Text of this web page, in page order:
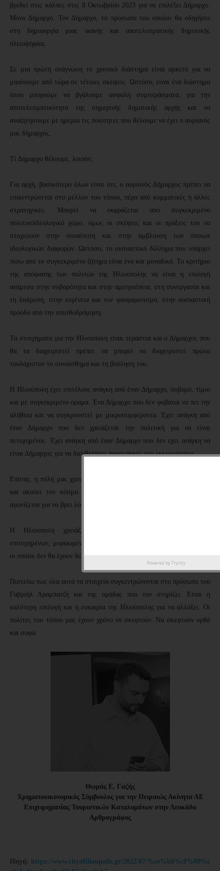
βρεθεί στις κάλπες στις 8 Οκτωβρίου 2023 για να επιλέξει Δήμαρχο.
Μόνο Δήμαρχο. Τον Δήμαρχο, το πρόσωπο του οποίου θα οδηγήσει
στη δημιουργία μιας ικανής και αποτελεσματικής δημοτικής
πλειοψηφίας.
Σε μια πρώτη ανάγνωση το χρονικό διάστημα είναι αρκετό για να
μπαίνουμε από τώρα σε τέτοιες σκέψεις. Ωστόσο, είναι ένα διάστημα
όπου μπορούμε να βγάλουμε ασφαλή συμπεράσματα, για την
αποτελεσματικότητα της σημερινής δημοτικής αρχής και να
αναζητήσουμε με ηρεμία τις ποιότητες που θέλουμε να έχει ο αυριανός
μας δήμαρχος.
Τί Δήμαρχο θέλουμε, λοιπόν;
Για αρχή, βασικότερο όλων είναι ότι, ο αυριανός Δήμαρχος πρέπει να
επικεντρώνεται στο μέλλον του τόπου, πέρα από κομματικές ή άλλες
στρατηγικές. Μπορεί να εκφράζεται από συγκεκριμένο
πολιτικοϊδεολογικό χώρο, όμως οι σκέψεις και οι πράξεις του να
στοχεύουν στην συναίνεση και στην άμβλυνση των όποιων
ιδεολογικών διαφορών. Ωστόσο, το ουσιαστικό δίλλημα που υπάρχει
πίσω από το συγκεκριμένο ζήτημα είναι ένα και μοναδικό. Το κριτήριο
της απόφασης των πολιτών της Ηλιούπολης να είναι η επιλογή
ανάμεσα στην σοβαρότητα και στην αμετροέπεια, στη συνεργασία και
τη διαίρεση, στην ευγένεια και τον φανφαρονισμό, στην ουσιαστική
πρόοδο από την οπισθοδρόμηση.
Τα στοιχήματα για την Ηλιούπολη είναι τεράστια και ο Δήμαρχος που
θα τα διαχειριστεί πρέπει να μπορεί να διαχειριστεί πρώτα
τουλάχιστον το συναίσθημα και τη βούληση του.
Η Ηλιούπολη έχει επιτέλους ανάγκη από έναν Δήμαρχο, σοβαρό, τίμιο
και με συγκεκριμένο όραμα. Ένα Δήμαρχο που δεν φοβάται να πει την
αλήθεια και να συγκρουστεί με μικροσυμφέροντα. Έχει ανάγκη από
έναν Δήμαρχο που δεν χρειάζεται την πολιτική για να είναι
πετυχημένος. Έχει ανάγκη από έναν Δήμαρχο που δεν έχει ανάγκη να
είναι Δήμαρχος για να διευθετήσει προσωπικές του εκκρεμότητες.
Επίσης, η πόλη μας χρειάζεται έναν Δήμαρχο που ξέρει τον τόπο του
και ακούει τον κόσμο. Που στέκεται καθημερινά δίπλα του και
αγωνίζεται για να βρει λύση στα προβλήματά όλων των πολιτών.
Η Ηλιούπολη χρειάζεται επιτέλους μια ομάδα ανθρώπων
επιτυχημένων, μορφωμένων, με ανιδιοτελή αγάπη για τον τόπο τους,
οι οποίοι δεν θα έχουν δώσει ποτέ δικαιώματα στην αρνητική κριτική.
Πιστεύω πως όλα αυτά τα στοιχεία συγκεντρώνονται στο πρόσωπο του
Γαβριήλ Αραμπατζή και της ομάδας που τον στηρίζει. Είναι η
καλύτερη επιλογή και η ευκαιρία της Ηλιούπολης για να αλλάξει. Οι
πολίτες του τόπου μας έχουν χρόνο να σκεφτούν. Να σκεφτούν ορθά
και σοφά.
Θωμάς Ε. Γαζής
Χρηματοοικονομικός Σύμβουλος για την Πειραιώς Ακίνητα ΑΕ
Επιχειρηματίας Τουριστικών Καταλυμάτων στην Λευκάδα
Αρθρογράφος
Πηγή: https://www.cityofilioupolis.gr/2022/07/%ce%b8%cf%89%c
Powered by Trylity